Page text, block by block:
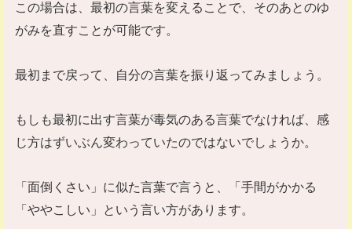
この場合は、最初の言葉を変えることで、そのあとのゆ
がみを直すことが可能です。
最初まで戻って、自分の言葉を振り返ってみましょう。
もしも最初に出す言葉が毒気のある言葉でなければ、感
じ方はずいぶん変わっていたのではないでしょうか。
「面倒くさい」に似た言葉で言うと、「手間がかかる
「ややこしい」という言い方があります。